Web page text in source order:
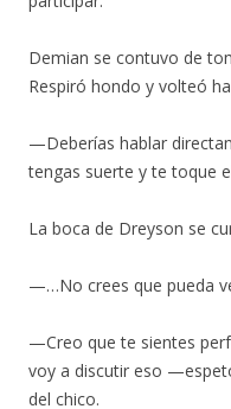
Demian se contuvo de
Respiró hondo y volteó
—Deberías hablar
tengas suerte y te toque
La boca de Dreyson se
—…No crees que pueda
—Creo que te sientes
voy a discutir eso
del chico.